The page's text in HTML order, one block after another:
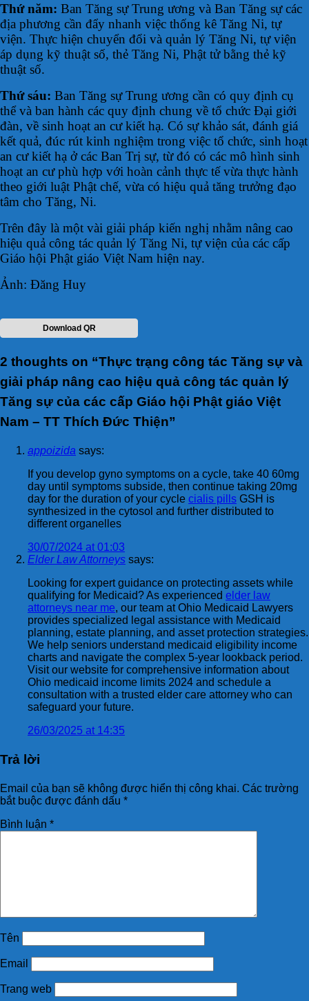
Thứ năm: Ban Tăng sự Trung ương và Ban Tăng sự các
địa phương cần đẩy nhanh việc thống kê Tăng Ni, tự
viện. Thực hiện chuyển đổi và quản lý Tăng Ni, tự viện
áp dụng kỹ thuật số, thẻ Tăng Ni, Phật tử bằng thẻ kỹ
thuật số.
Thứ sáu: Ban Tăng sự Trung ương cần có quy định cụ
thể và ban hành các quy định chung về tổ chức Đại giới
đàn, về sinh hoạt an cư kiết hạ. Có sự khảo sát, đánh giá
kết quả, đúc rút kinh nghiệm trong việc tổ chức, sinh hoạt
an cư kiết hạ ở các Ban Trị sự, từ đó có các mô hình sinh
hoạt an cư phù hợp với hoàn cảnh thực tế vừa thực hành
theo giới luật Phật chế, vừa có hiệu quả tăng trưởng đạo
tâm cho Tăng, Ni.
Trên đây là một vài giải pháp kiến nghị nhằm nâng cao
hiệu quả công tác quản lý Tăng Ni, tự viện của các cấp
Giáo hội Phật giáo Việt Nam hiện nay.
Ảnh: Đăng Huy
Download QR
2 thoughts on “Thực trạng công tác Tăng sự và
giải pháp nâng cao hiệu quả công tác quản lý
Tăng sự của các cấp Giáo hội Phật giáo Việt
Nam – TT Thích Đức Thiện”
appoizida says:
If you develop gyno symptoms on a cycle, take 40 60mg
day until symptoms subside, then continue taking 20mg
day for the duration of your cycle cialis pills GSH is
synthesized in the cytosol and further distributed to
different organelles
30/07/2024 at 01:03
Elder Law Attorneys says:
Looking for expert guidance on protecting assets while
qualifying for Medicaid? As experienced elder law
attorneys near me, our team at Ohio Medicaid Lawyers
provides specialized legal assistance with Medicaid
planning, estate planning, and asset protection strategies.
We help seniors understand medicaid eligibility income
charts and navigate the complex 5-year lookback period.
Visit our website for comprehensive information about
Ohio medicaid income limits 2024 and schedule a
consultation with a trusted elder care attorney who can
safeguard your future.
26/03/2025 at 14:35
Trả lời
Email của bạn sẽ không được hiển thị công khai. Các trường
bắt buộc được đánh dấu *
Bình luận *
Tên
Email
Trang web